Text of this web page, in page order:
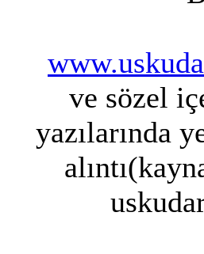
ve sözel
yazılarında